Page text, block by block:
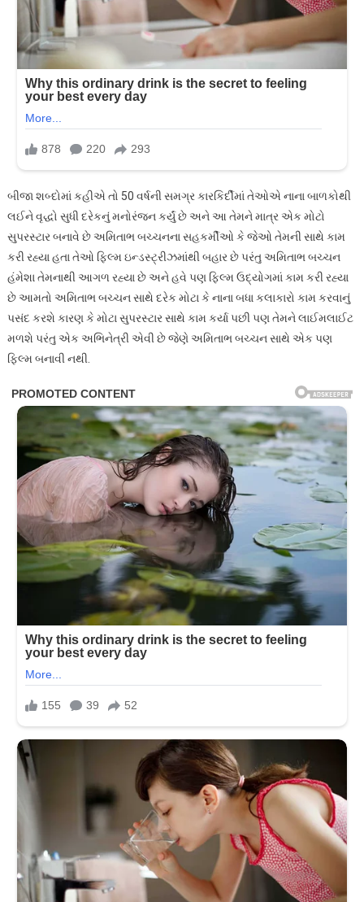
બીજા શબ્દોમાં કહીએ તો 50 વર્ષની સમગ્ર કારકિર્દીમાં તેઓએ નાના બાળકોથી
લઈને વૃદ્ધો સુધી દરેકનું મનોરંજન કર્યું છે અને આ તેમને માત્ર એક મોટો
સુપરસ્ટાર બનાવે છે અમિતાભ બચ્ચનના સહકર્મીઓ કે જેઓ તેમની સાથે કામ
કરી રહ્યા હતા તેઓ ફિલ્મ ઇન્ડસ્ટ્રીઝમાંથી બહાર છે પરંતુ અમિતાભ બચ્ચન
હંમેશા તેમનાથી આગળ રહ્યા છે અને હવે પણ ફિલ્મ ઉદ્યોગમાં કામ કરી રહ્યા
છે આમતો અમિતાભ બચ્ચન સાથે દરેક મોટા કે નાના બધા કલાકારો કામ કરવાનું
પસંદ કરશે કારણ કે મોટા સુપરસ્ટાર સાથે કામ કર્યા પછી પણ તેમને લાઈમલાઈટ
મળશે પરંતુ એક અભિનેત્રી એવી છે જેણે અમિતાભ બચ્ચન સાથે એક પણ
ફિલ્મ બનાવી નથી.